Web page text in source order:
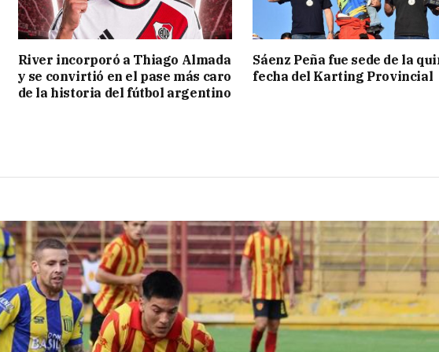
River incorporó a Thiago Almada
y se convirtió en el pase más caro
de la historia del fútbol argentino
Sáenz Peña fue sede de la
fecha del Karting Provincial